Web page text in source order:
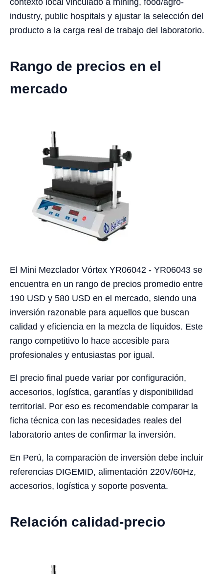
contexto local vinculado a mining, food/agro-
industry, public hospitals y ajustar la selección del
producto a la carga real de trabajo del laboratorio.
Rango de precios en el
mercado
El Mini Mezclador Vórtex YR06042 - YR06043 se
encuentra en un rango de precios promedio entre
190 USD y 580 USD en el mercado, siendo una
inversión razonable para aquellos que buscan
calidad y eficiencia en la mezcla de líquidos. Este
rango competitivo lo hace accesible para
profesionales y entusiastas por igual.
El precio final puede variar por configuración,
accesorios, logística, garantías y disponibilidad
territorial. Por eso es recomendable comparar la
ficha técnica con las necesidades reales del
laboratorio antes de confirmar la inversión.
En Perú, la comparación de inversión debe incluir
referencias DIGEMID, alimentación 220V/60Hz,
accesorios, logística y soporte posventa.
Relación calidad-precio